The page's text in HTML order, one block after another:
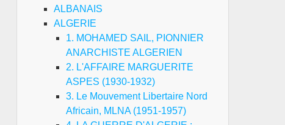
ALBANAIS
ALGERIE
1. MOHAMED SAIL, PIONNIER
ANARCHISTE ALGERIEN
2. L'AFFAIRE MARGUERITE
ASPES (1930-1932)
3. Le Mouvement Libertaire Nord
Africain, MLNA (1951-1957)